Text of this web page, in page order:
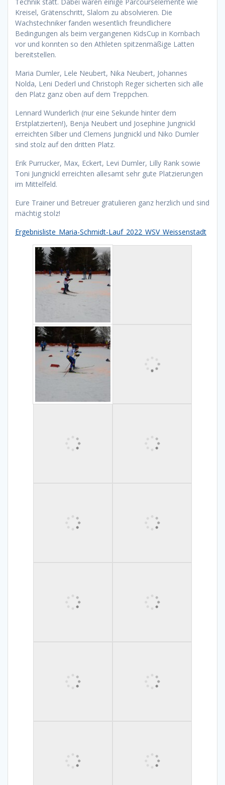
Kreisel, Grätenschritt, Slalom zu absolvieren. Die
Wachstechniker fanden wesentlich freundlichere
Bedingungen als beim vergangenen KidsCup in Kornbach
vor und konnten so den Athleten spitzenmäßige Latten
bereitstellen.
Maria Dumler, Lele Neubert, Nika Neubert, Johannes
Nolda, Leni Dederl und Christoph Reger sicherten sich alle
den Platz ganz oben auf dem Treppchen.
Lennard Wunderlich (nur eine Sekunde hinter dem
Erstplatzierten!), Benja Neubert und Josephine Jungnickl
erreichten Silber und Clemens Jungnickl und Niko Dumler
sind stolz auf den dritten Platz.
Erik Purrucker, Max, Eckert, Levi Dumler, Lilly Rank sowie
Toni Jungnickl erreichten allesamt sehr gute Platzierungen
im Mittelfeld.
Eure Trainer und Betreuer gratulieren ganz herzlich und sind
mächtig stolz!
Ergebnisliste_Maria-Schmidt-Lauf_2022_WSV_Weissenstadt